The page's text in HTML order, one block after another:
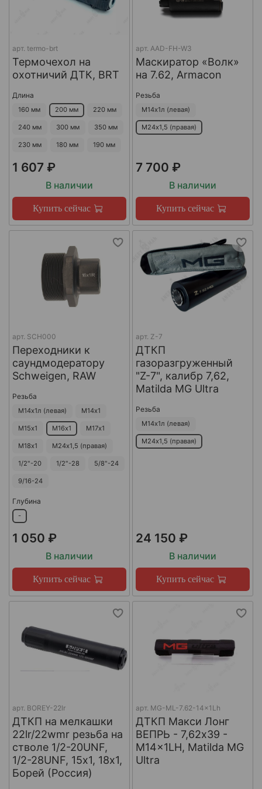
арт. termo-brt
Термочехол на
охотничий ДТК, BRT
Длина
160 мм 200 мм 220 мм
240 мм 300 мм 350 мм
230 мм 180 мм 190 мм
1 607 ₽
В наличии
Купить сейчас
арт. AAD-FH-W3
Маскиратор «Волк»
на 7.62, Armacon
Резьба
М14х1л (левая)
М24х1,5 (правая)
7 700 ₽
В наличии
Купить сейчас
арт. SCH000
Переходники к
саундмодератору
Schweigen, RAW
Резьба
М14х1л (левая) М14х1
М15х1 М16х1 М17х1
М18х1 М24х1,5 (правая)
1/2"-20 1/2"-28 5/8"-24
9/16-24
Глубина
-
1 050 ₽
В наличии
Купить сейчас
арт. Z-7
ДТКП
газоразгруженный
"Z-7", калибр 7,62,
Matilda MG Ultra
Резьба
М14х1л (левая)
М24х1,5 (правая)
24 150 ₽
В наличии
Купить сейчас
арт. BOREY-22lr
ДТКП на мелкашки
22lr/22wmr резьба на
стволе 1/2-20UNF,
1/2-28UNF, 15х1, 18х1,
Борей (Россия)
арт. MG-ML-7.62-14x1Lh
ДТКП Макси Лонг
ВЕПРЬ - 7,62x39 -
M14x1LH, Matilda MG
Ultra